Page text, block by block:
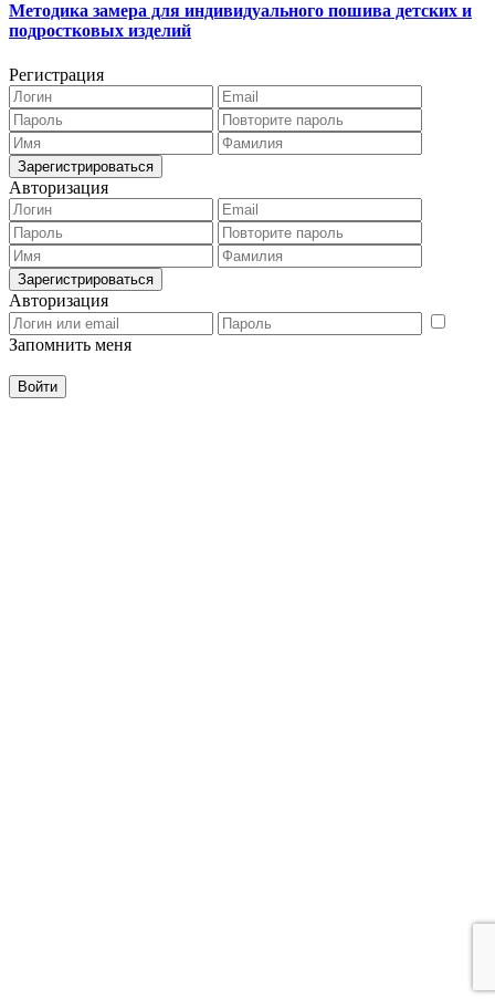
Методика замера для индивидуального пошива детских и
подростковых изделий
Регистрация
Авторизация
Авторизация
Запомнить меня